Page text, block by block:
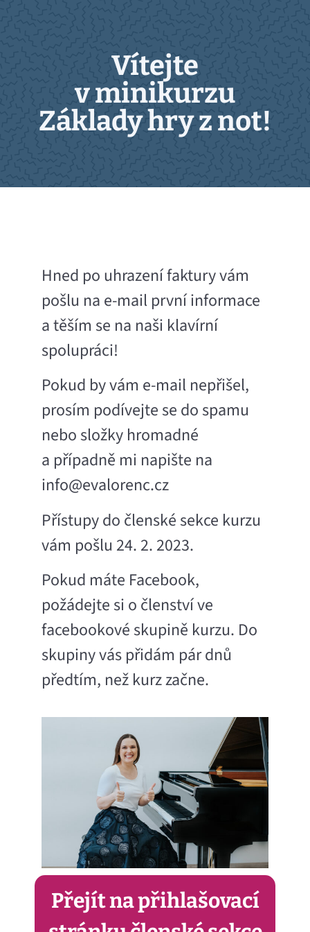
Vítejte
v minikurzu
Základy hry z not!
Hned po uhrazení faktury vám
pošlu na e-mail první informace
a těším se na naši klavírní
spolupráci!
Pokud by vám e-mail nepřišel,
prosím podívejte se do spamu
nebo složky hromadné
a případně mi napište na
info@evalorenc.cz
Přístupy do členské sekce kurzu
vám pošlu 24. 2. 2023.
Pokud máte Facebook,
požádejte si o členství ve
facebookové skupině kurzu. Do
skupiny vás přidám pár dnů
předtím, než kurz začne.
Přejít na přihlašovací